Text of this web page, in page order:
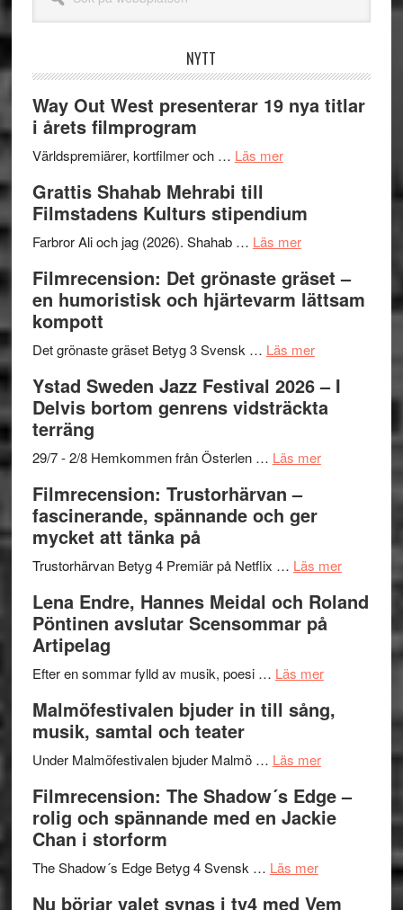
webbplatsen
NYTT
Way Out West presenterar 19 nya titlar
i årets filmprogram
Världspremiärer, kortfilmer och … Läs merom
West
presenterar
nya
titlar
årets
Grattis Shahab Mehrabi till
Filmstadens Kulturs stipendium
Farbror Ali och jag (2026). Shahab … Läs merom
Shahab
Mehrabi
Filmstadens
stipendium
Filmrecension: Det grönaste gräset –
en humoristisk och hjärtevarm lättsam
kompott
Det grönaste gräset Betyg 3 Svensk … Läs merom
Det
grönaste
–
och
lättsam
Ystad Sweden Jazz Festival 2026 – I
Delvis bortom genrens vidsträckta
terräng
29/7 - 2/8 Hemkommen från Österlen … Läs merom
2026
I
Delvis
genrens
terräng
Filmrecension: Trustorhärvan –
fascinerande, spännande och ger
mycket att tänka på
Trustorhärvan Betyg 4 Premiär på Netflix … Läs merom
på
Lena Endre, Hannes Meidal och Roland
Pöntinen avslutar Scensommar på
Artipelag
Efter en sommar fylld av musik, poesi … Läs merom
Endre,
Roland
Pöntinen
Scensommar
Malmöfestivalen bjuder in till sång,
musik, samtal och teater
Under Malmöfestivalen bjuder Malmö … Läs merom
bjuder
in
Filmrecension: The Shadow´s Edge –
rolig och spännande med en Jackie
Chan i storform
The Shadow´s Edge Betyg 4 Svensk … Läs merom
Filmrecension:
Nu börjar valet synas i tv4 med Vem